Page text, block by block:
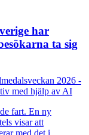
har
ta sig
2026 -
med hjälp av AI